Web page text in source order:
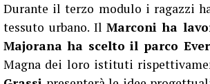
Durante il terzo modulo i ragazzi
tessuto urbano. IlMarconi ha
Majorana ha scelto il parco
Magna dei loro istituti